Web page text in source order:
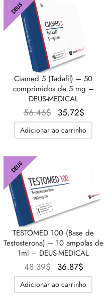
DEUS
Ciamed 5 (Tadafil) – 50
comprimidos de 5 mg –
DEUS-MEDICAL
56.46$ O preço
original
era:
35.72$
preço
atual
Adicionar ao carrinho
DEUS
TESTOMED 100 (Base de
Testosterona) – 10 ampolas de
1ml – DEUS-MEDICAL
48.39$
O
preço
original
36.87$
preço
atual é:
Adicionar ao carrinho